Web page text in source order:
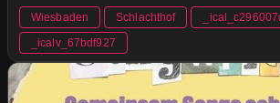
Wiesbaden Schlachthof
_icalv_67bdf927